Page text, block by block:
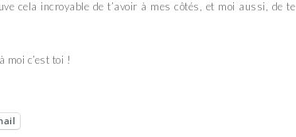
cela incroyable de t’avoir à mes côtés, et moi aussi, de te
moi c’est toi !